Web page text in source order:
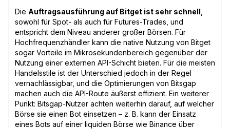
Die Auftragsausführung auf Bitget ist sehr schnell
sowohl für Spot- als auch für Futures-Trades, und
entspricht dem Niveau anderer großer Börsen. Für
Hochfrequenzhändler kann die native Nutzung von Bitget
sogar Vorteile im Mikrosekundenbereich gegenüber der
Nutzung einer externen API-Schicht bieten. Für die meisten
Handelsstile ist der Unterschied jedoch in der Regel
vernachlässigbar, und die Optimierungen von Bitsgap
machen auch die API-Route äußerst effizient. Ein weiterer
Punkt: Bitsgap-Nutzer achten weiterhin darauf, auf welcher
Börse sie einen Bot einsetzen – z. B. kann der Einsatz
eines Bots auf einer liquiden Börse wie Binance über